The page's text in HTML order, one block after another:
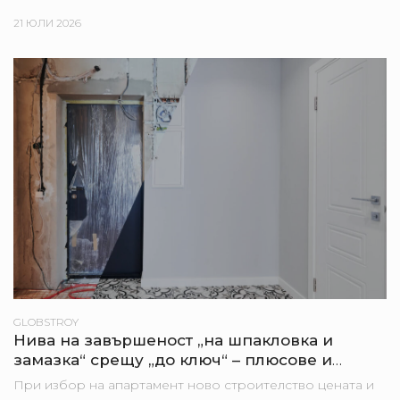
процедури,...
21 ЮЛИ 2026
GLOBSTROY
Нива на завършеност „на шпакловка и
замазка“ срещу „до ключ“ – плюсове и
минуси за купувача
При избор на апартамент ново строителство цената и